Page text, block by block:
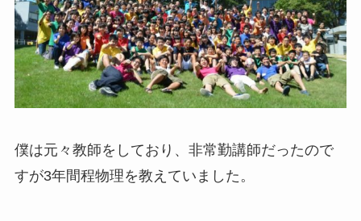
僕は元々教師をしており、非常勤講師だったので
すが3年間程物理を教えていました。